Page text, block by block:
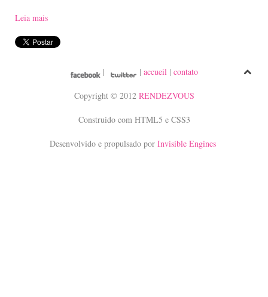
Leia mais
| | accueil| contato
Copyright © 2012 RENDEZVOUS
Construido com HTML5 e CSS3
Desenvolvido e propulsado por Invisible Engines